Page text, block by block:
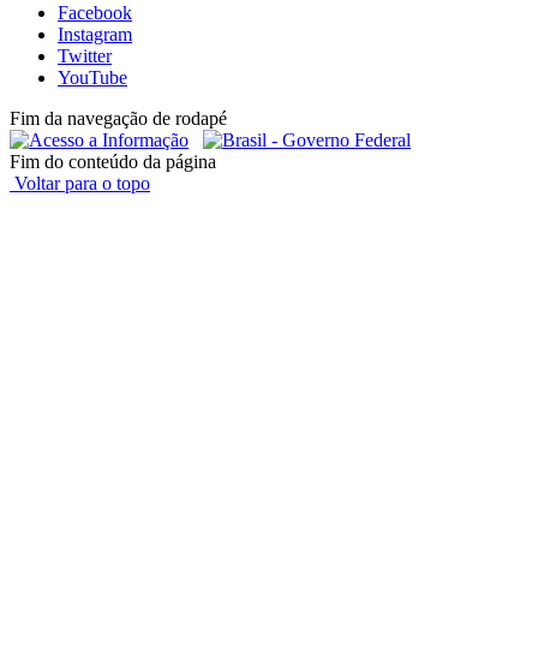
Facebook
Instagram
Twitter
YouTube
Fim da navegação de rodapé
Fim do conteúdo da página
Voltar para o topo